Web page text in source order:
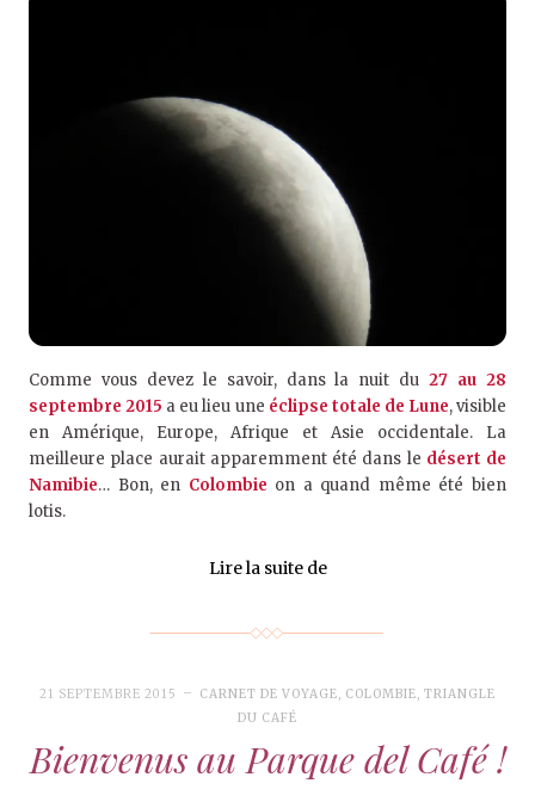
Comme vous devez le savoir, dans la nuit du27 au 28
septembre 2015 a eu lieu une éclipse totale de Lune, visible
en Amérique, Europe, Afrique et Asie occidentale. La
meilleure place aurait apparemment été dans le désert de
Namibie… Bon, en Colombie on a quand même été bien
lotis.
Lire la suite de
21 SEPTEMBRE 2015 CARNET DE VOYAGE, COLOMBIE,TRIANGLE
DU CAFÉ
Bienvenus au Parque del Café !